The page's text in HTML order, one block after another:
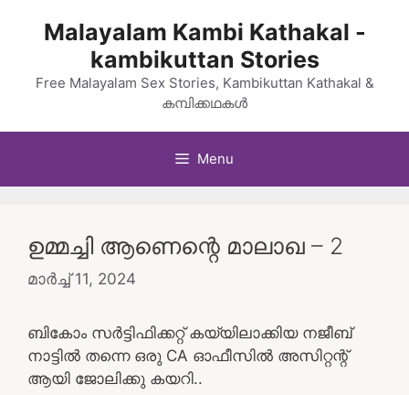
Malayalam Kambi Kathakal -
kambikuttan Stories
Free Malayalam Sex Stories, Kambikuttan Kathakal &
കമ്പിക്കഥകൾ
Menu
ഉമ്മച്ചി ആണെന്റെ മാലാഖ – 2
മാർച്ച്‌ 11, 2024
ബികോം സർട്ടിഫിക്കറ്റ് കയ്യിലാക്കിയ നജീബ്
നാട്ടിൽ തന്നെ ഒരു CA ഓഫീസിൽ അസിറ്റന്റ്
ആയി ജോലിക്കു കയറി..